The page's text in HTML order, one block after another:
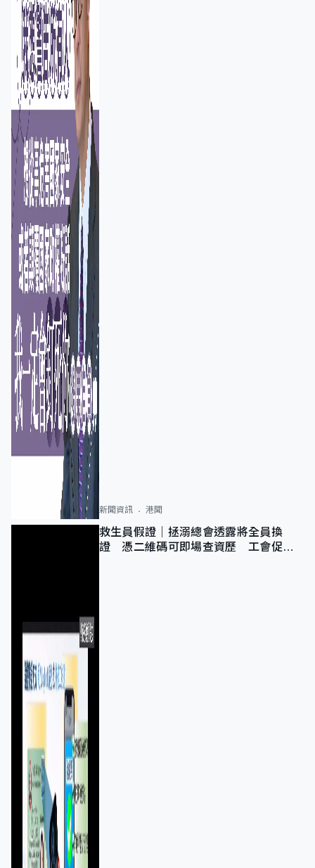
新聞資訊 港聞
救生員假證｜拯溺總會透露將全員換
證 憑二維碼可即場查資歷 工會促加